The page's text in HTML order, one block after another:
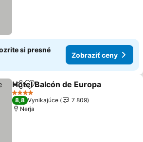
si presné
Zobraziť ceny
ZdieľaťPridať do obľúbených
Hotel Balcón de Europa
4 Počet hviezdičiek
8,8 Vynikajúce
7 809
Nerja